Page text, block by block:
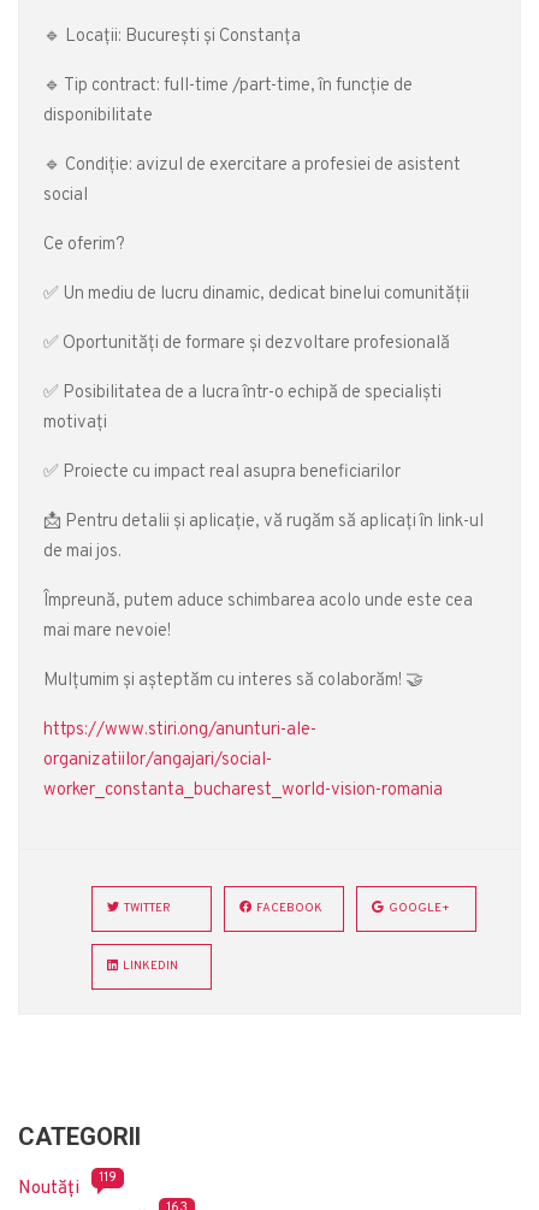
🔹 Locații: București și Constanța
🔹 Tip contract: full-time /part-time, în funcție de
disponibilitate
🔹 Condiție: avizul de exercitare a profesiei de asistent
social
Ce oferim?
✅ Un mediu de lucru dinamic, dedicat binelui comunității
✅ Oportunități de formare și dezvoltare profesională
✅ Posibilitatea de a lucra într-o echipă de specialiști
motivați
✅ Proiecte cu impact real asupra beneficiarilor
📩 Pentru detalii și aplicație, vă rugăm să aplicați în link-ul
de mai jos.
Împreună, putem aduce schimbarea acolo unde este cea
mai mare nevoie!
Mulțumim și așteptăm cu interes să colaborăm! 🤝
https://www.stiri.ong/anunturi-ale-
organizatiilor/angajari/social-
worker_constanta_bucharest_world-vision-romania
TWITTER FACEBOOK GOOGLE+
LINKEDIN
CATEGORII
Noutăți 119